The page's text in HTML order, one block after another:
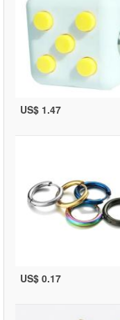
US$ 1.47
US$ 0.17